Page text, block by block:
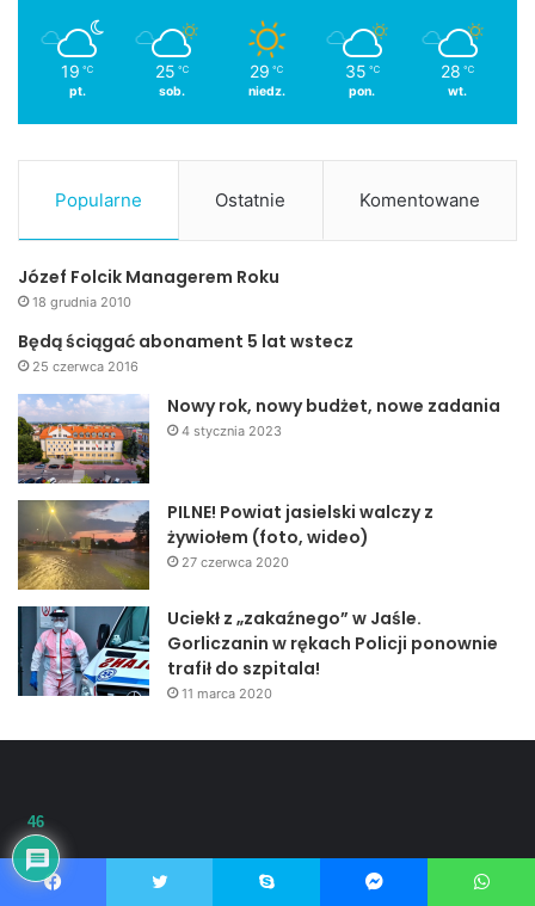
19 ℃
pt.
25 ℃
sob.
29 ℃
niedz.
35 ℃
pon.
28 ℃
wt.
Popularne Ostatnie Komentowane
Józef Folcik Managerem Roku
18 grudnia 2010
Będą ściągać abonament 5 lat wstecz
25 czerwca 2016
Nowy rok, nowy budżet, nowe zadania
4 stycznia 2023
PILNE! Powiat jasielski walczy z
żywiołem (foto, wideo)
27 czerwca 2020
Uciekł z „zakaźnego” w Jaśle.
Gorliczanin w rękach Policji ponownie
trafił do szpitala!
11 marca 2020
Jannah is a Clean Responsive WordPress Newspaper, Magazine,
News and Blog theme. Packed with options that allow you to
46